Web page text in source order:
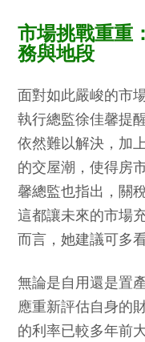
市場挑戰重重
務與地段
面對如此嚴峻的市
執行總監徐佳馨提
依然難以解決，加
的交屋潮，使得房
馨總監也指出，關
這都讓未來的市場
而言，她建議可多
無論是自用還是置
應重新評估自身的
的利率已較多年前